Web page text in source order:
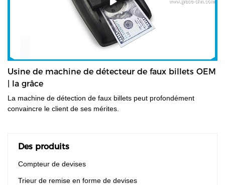
Usine de machine de détecteur de faux billets OEM
| la grâce
La machine de détection de faux billets peut profondément
convaincre le client de ses mérites.
Des produits
Compteur de devises
Trieur de remise en forme de devises